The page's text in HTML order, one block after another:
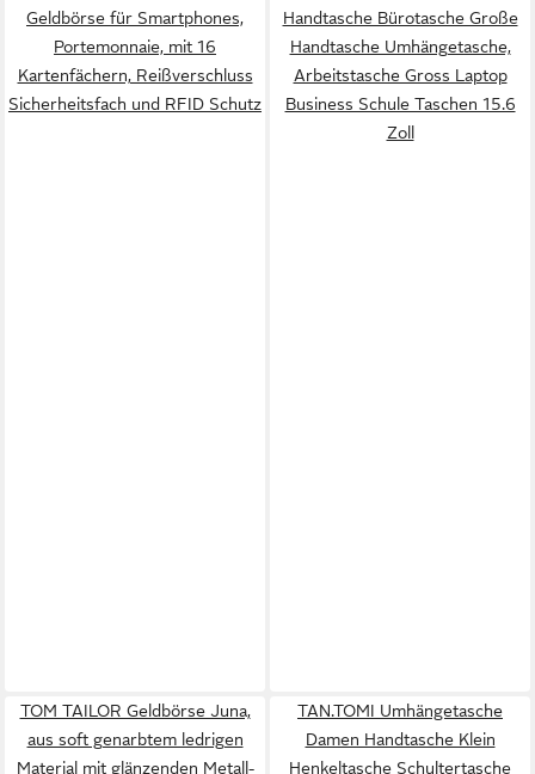
Geldbörse für Smartphones,
Portemonnaie, mit 16
Kartenfächern, Reißverschluss
Sicherheitsfach und RFID Schutz
Handtasche Bürotasche Große
Handtasche Umhängetasche,
Arbeitstasche Gross Laptop
Business Schule Taschen 15.6
Zoll
TOM TAILOR Geldbörse Juna,
aus soft genarbtem ledrigen
Material mit glänzenden Metall-
TAN.TOMI Umhängetasche
Damen Handtasche Klein
Henkeltasche Schultertasche